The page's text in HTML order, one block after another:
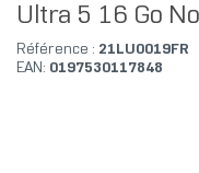
Ultra 5 16 Go
Référence : 21LU0019FR
EAN: 0197530117848